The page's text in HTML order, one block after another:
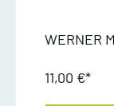
WERNER
11,00 €*